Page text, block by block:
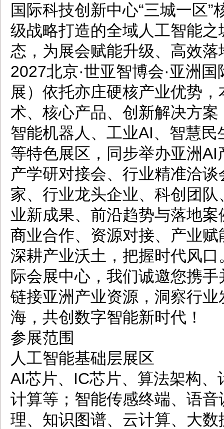
国际科技创新中心“三城一区
级战略打造的全域人工智能
态，为展会赋能升级、高效
2027北京·世亚智博会·亚洲
展）依托亦庄硬核产业优势
术、核心产品、创新解决方
智能机器人、工业AI、智慧
等特色展区，同步举办亚洲
产学研对接会、行业精准洽
家、行业龙头企业、科创团
业新成果、前沿趋势与落地
商业合作、资源对接、产业
深耕产业沃土，把握时代风
际会展中心，我们诚邀您携
链接亚洲产业资源，洞察行
海，共创数字智能新时代！
参展范围
人工智能基础层展区
AI芯片、IC芯片、算法架构
计算等；智能传感终端、语
理、知识图谱、云计算、大数